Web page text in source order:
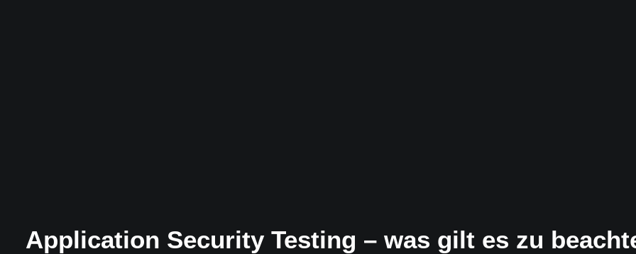
Application Security Testing – was gilt es zu